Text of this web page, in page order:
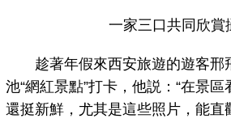
一家三口共同欣賞
趁著年假來西安旅遊的遊客邢
池“網紅景點”打卡，他説：“在景
還挺新鮮，尤其是這些照片，能直